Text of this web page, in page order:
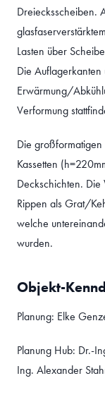
Dreiecksscheiben.
Lasten über
Die Auflagerkanten
Erwärmung/
Verformung
Die
Kassetten
Deckschichten. Die
Rippen als Grat/
welche
wurden.
Objekt-
Planung: Elke
Planung Hub: Dr.-
Ing. Alexander